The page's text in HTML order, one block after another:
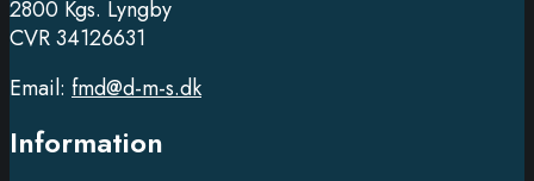
2800 Kgs. Lyngby
CVR 34126631
Email: fmd@d-m-s.dk
Information